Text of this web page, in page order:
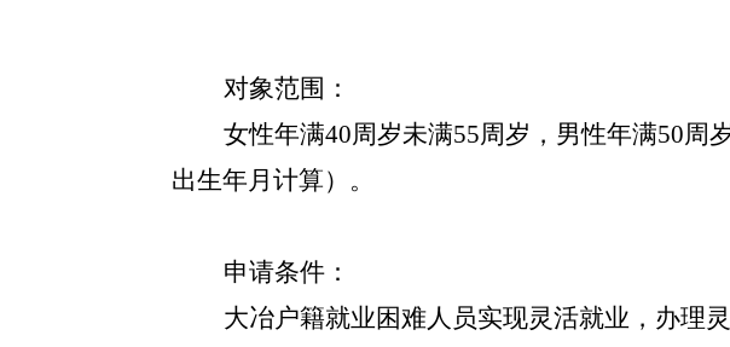
对象范围：
女性年满40周岁未满55周岁，男性年满50周
出生年月计算）。
申请条件：
大冶户籍就业困难人员实现灵活就业，办理